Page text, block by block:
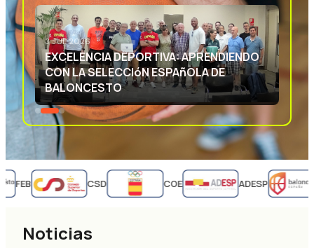
3 JUL 2026
EXCELENCIA DEPORTIVA: APRENDIENDO
CON LA SELECCIóN ESPAñOLA DE
BALONCESTO
FEB CSD COE ADESP
Noticias